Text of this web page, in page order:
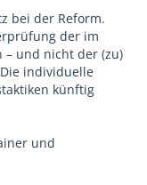
bei der Reform.
der im
und nicht der (zu)
individuelle
künftig
und